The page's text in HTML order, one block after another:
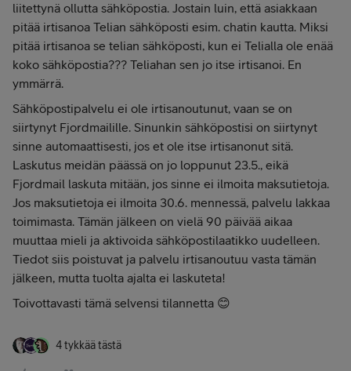
liitettynä ollutta sähköpostia. Jostain luin, että asiakkaan
pitää irtisanoa Telian sähköposti esim. chatin kautta. Miksi
pitää irtisanoa se telian sähköposti, kun ei Telialla ole enää
koko sähköpostia??? Teliahan sen jo itse irtisanoi. En
ymmärrä.
Sähköpostipalvelu ei ole irtisanoutunut, vaan se on
siirtynyt Fjordmailille. Sinunkin sähköpostisi on siirtynyt
sinne automaattisesti, jos et ole itse irtisanonut sitä.
Laskutus meidän päässä on jo loppunut 23.5., eikä
Fjordmail laskuta mitään, jos sinne ei ilmoita maksutietoja.
Jos maksutietoja ei ilmoita 30.6. mennessä, palvelu lakkaa
toimimasta. Tämän jälkeen on vielä 90 päivää aikaa
muuttaa mieli ja aktivoida sähköpostilaatikko uudelleen.
Tiedot siis poistuvat ja palvelu irtisanoutuu vasta tämän
jälkeen, mutta tuolta ajalta ei laskuteta!
Toivottavasti tämä selvensi tilannetta 😊
4 tykkää tästä